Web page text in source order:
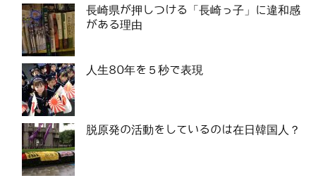
長崎県が押しつける「長崎っ子」に違和感
がある理由
人生80年を５秒で表現
脱原発の活動をしているのは在日韓国人？